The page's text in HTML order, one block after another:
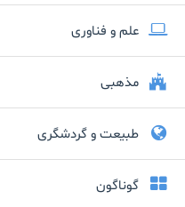
علم و فناوری
مذهبی
طبیعت و گردشگری
گوناگون